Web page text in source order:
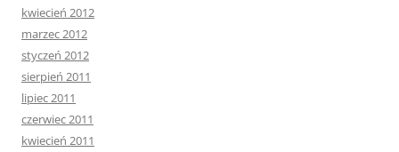
kwiecień 2012
marzec 2012
styczeń 2012
sierpień 2011
lipiec 2011
czerwiec 2011
kwiecień 2011